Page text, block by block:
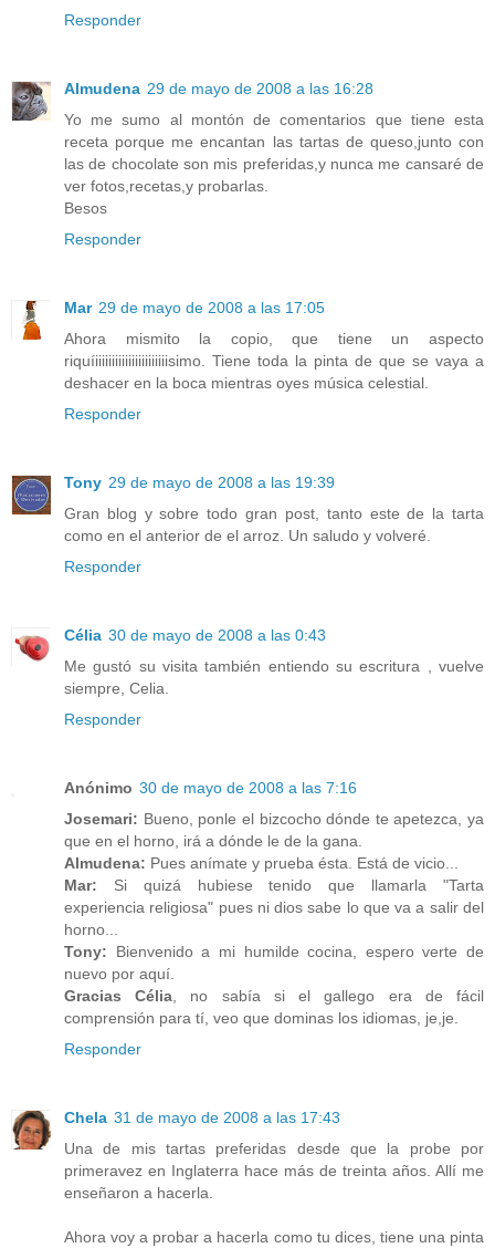
Responder
Almudena 29 de mayo de 2008 a las 16:28
Yo me sumo al montón de comentarios que tiene esta
receta porque me encantan las tartas de queso,junto con
las de chocolate son mis preferidas,y nunca me cansaré de
ver fotos,recetas,y probarlas.
Besos
Responder
Mar 29 de mayo de 2008 a las 17:05
Ahora mismito la copio, que tiene un aspecto
riquíiiiiiiiiiiiiiiiiiiiiiisimo. Tiene toda la pinta de que se vaya a
deshacer en la boca mientras oyes música celestial.
Responder
Tony 29 de mayo de 2008 a las 19:39
Gran blog y sobre todo gran post, tanto este de la tarta
como en el anterior de el arroz. Un saludo y volveré.
Responder
Célia 30 de mayo de 2008 a las 0:43
Me gustó su visita también entiendo su escritura , vuelve
siempre, Celia.
Responder
Anónimo 30 de mayo de 2008 a las 7:16
Josemari: Bueno, ponle el bizcocho dónde te apetezca, ya
que en el horno, irá a dónde le de la gana.
Almudena: Pues anímate y prueba ésta. Está de vicio...
Mar: Si quizá hubiese tenido que llamarla "Tarta
experiencia religiosa" pues ni dios sabe lo que va a salir del
horno...
Tony: Bienvenido a mi humilde cocina, espero verte de
nuevo por aquí.
Gracias Célia, no sabía si el gallego era de fácil
comprensión para tí, veo que dominas los idiomas, je,je.
Responder
Chela 31 de mayo de 2008 a las 17:43
Una de mis tartas preferidas desde que la probe por
primeravez en Inglaterra hace más de treinta años. Allí me
enseñaron a hacerla.
Ahora voy a probar a hacerla como tu dices, tiene una pinta